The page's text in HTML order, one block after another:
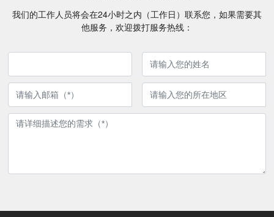
我们的工作人员将会在24小时之内（工作日）联系您，如果需要其
他服务，欢迎拨打服务热线：